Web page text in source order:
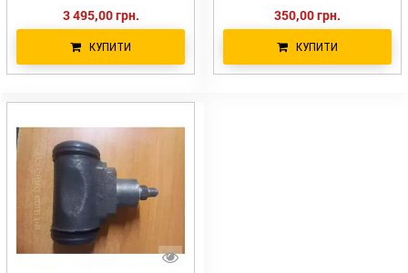
3 495,00 грн.
КУПИТИ
350,00 грн.
КУПИТИ